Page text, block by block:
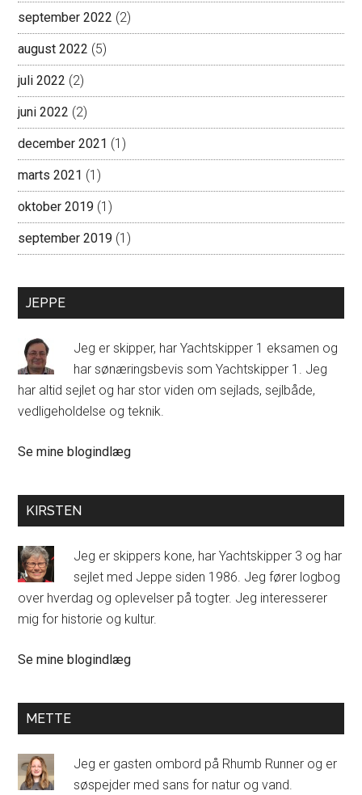
september 2022 (2)
august 2022 (5)
juli 2022 (2)
juni 2022 (2)
december 2021 (1)
marts 2021 (1)
oktober 2019 (1)
september 2019 (1)
JEPPE
Jeg er skipper, har Yachtskipper 1 eksamen og
har sønæringsbevis som Yachtskipper 1. Jeg
har altid sejlet og har stor viden om sejlads, sejlbåde,
vedligeholdelse og teknik.
Jeppe:
Se mine blogindlæg
KIRSTEN
Jeg er skippers kone, har Yachtskipper 3 og har
sejlet med Jeppe siden 1986. Jeg fører logbog
over hverdag og oplevelser på togter. Jeg interesserer
mig for historie og kultur.
Kirsten
Se mine blogindlæg
METTE
Jeg er gasten ombord på Rhumb Runner og er
søspejder med sans for natur og vand.